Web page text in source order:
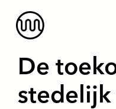
De
stedelijk